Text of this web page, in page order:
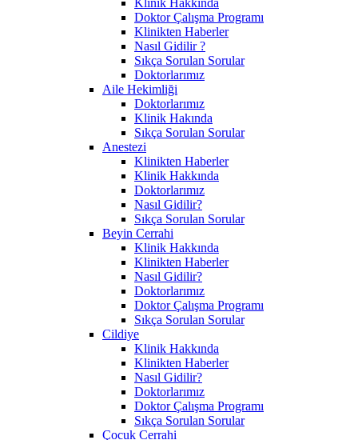
Doktor Çalışma Programı
Klinikten Haberler
Nasıl Gidilir ?
Sıkça Sorulan Sorular
Doktorlarımız
Aile Hekimliği
Doktorlarımız
Klinik Hakında
Sıkça Sorulan Sorular
Anestezi
Klinikten Haberler
Klinik Hakkında
Doktorlarımız
Nasıl Gidilir?
Sıkça Sorulan Sorular
Beyin Cerrahi
Klinik Hakkında
Klinikten Haberler
Nasıl Gidilir?
Doktorlarımız
Doktor Çalışma Programı
Sıkça Sorulan Sorular
Cildiye
Klinik Hakkında
Klinikten Haberler
Nasıl Gidilir?
Doktorlarımız
Doktor Çalışma Programı
Sıkça Sorulan Sorular
Çocuk Cerrahi